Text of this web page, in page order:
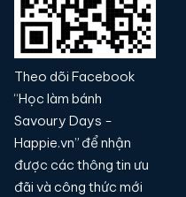
Theo dõi Facebook
“Học làm bánh
Savoury Days -
Happie.vn” để nhận
được các thông tin ưu
đãi và công thức mới